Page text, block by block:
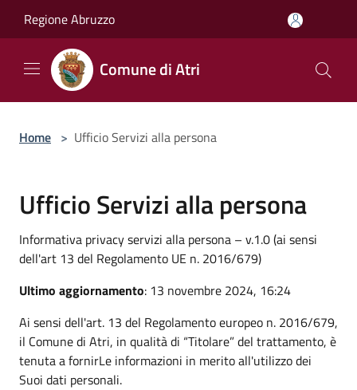
Regione Abruzzo
Comune di Atri
Home > Ufficio Servizi alla persona
Ufficio Servizi alla persona
Informativa privacy servizi alla persona – v.1.0 (ai sensi
dell'art 13 del Regolamento UE n. 2016/679)
Ultimo aggiornamento: 13 novembre 2024, 16:24
Ai sensi dell'art. 13 del Regolamento europeo n. 2016/679,
il Comune di Atri, in qualità di “Titolare” del trattamento, è
tenuta a fornirLe informazioni in merito all'utilizzo dei
Suoi dati personali.